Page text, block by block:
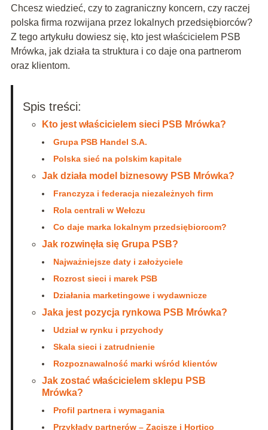
Chcesz wiedzieć, czy to zagraniczny koncern, czy raczej
polska firma rozwijana przez lokalnych przedsiębiorców?
Z tego artykułu dowiesz się, kto jest właścicielem PSB
Mrówka, jak działa ta struktura i co daje ona partnerom
oraz klientom.
Spis treści:
Kto jest właścicielem sieci PSB Mrówka?
Grupa PSB Handel S.A.
Polska sieć na polskim kapitale
Jak działa model biznesowy PSB Mrówka?
Franczyza i federacja niezależnych firm
Rola centrali w Wełczu
Co daje marka lokalnym przedsiębiorcom?
Jak rozwinęła się Grupa PSB?
Najważniejsze daty i założyciele
Rozrost sieci i marek PSB
Działania marketingowe i wydawnicze
Jaka jest pozycja rynkowa PSB Mrówka?
Udział w rynku i przychody
Skala sieci i zatrudnienie
Rozpoznawalność marki wśród klientów
Jak zostać właścicielem sklepu PSB
Mrówka?
Profil partnera i wymagania
Przykłady partnerów – Zacisze i Hortico